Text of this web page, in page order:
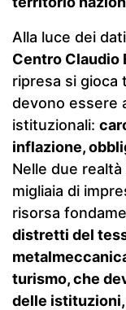
Alla luce dei
Centro Claudio
ripresa si gioca
devono essere
istituzionali:
inflazione,
Nelle due
migliaia di
risorsa
distretti del
turismo, che
delle